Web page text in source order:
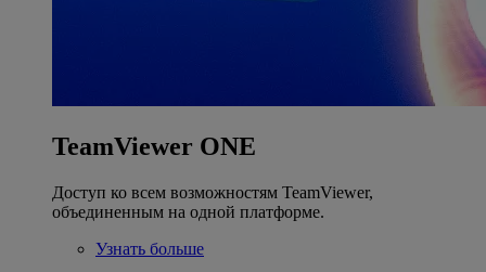
TeamViewer ONE
Доступ ко всем возможностям TeamViewer,
объединенным на одной платформе.
Узнать больше